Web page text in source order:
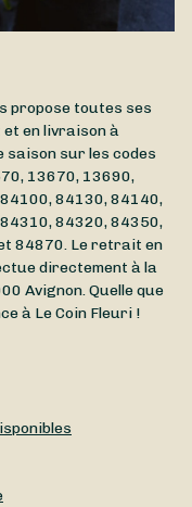
propose toutes ses
en livraison à
saison sur les codes
13670, 13690,
84130, 84140,
84320, 84350,
84870. Le retrait en
directement à la
Avignon. Quelle que
à Le Coin Fleuri !